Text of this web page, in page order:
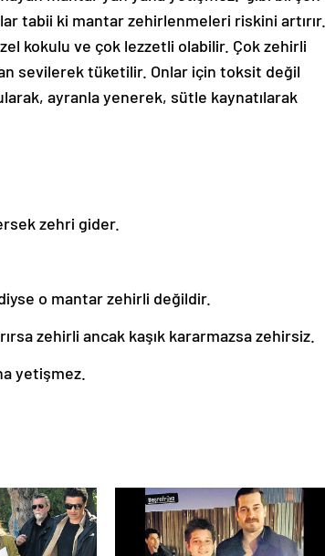
tabii ki mantar zehirlenmeleri riskini artırır.
kokulu ve çok lezzetli olabilir. Çok zehirli
sevilerek tüketilir. Onlar için toksit değil
ayranla yenerek, sütle kaynatılarak
zehri gider.
o mantar zehirli değildir.
zehirli ancak kaşık kararmazsa zehirsiz.
yetişmez.